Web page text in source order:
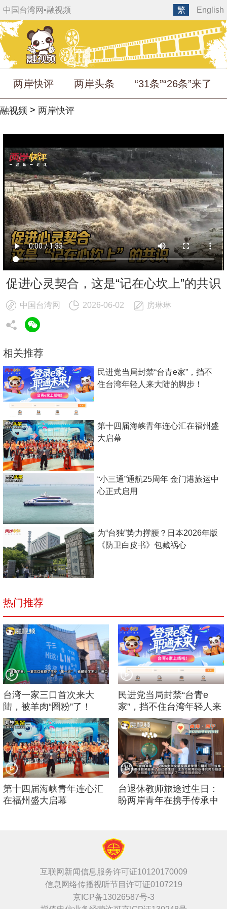
中国台湾网•融视频 English
繁
两岸快评 两岸头条 “31条”“26条”来了
融视频 > 两岸快评
相关推荐
民进党当局封禁“台青e家”，挡不
住台湾年轻人来大陆的脚步！
第十四届海峡青年连心汇在福州盛
大启幕
“小三通”通航25周年 金门港旅运中
心正式启用
为“台独”势力撑腰？日本2026年版
《防卫白皮书》包藏祸心
促进心灵契合，这是“记在心坎上”的共识
中国台湾网 2026-06-02 房琳琳
热门推荐
台湾一家三口首次来大
陆，被羊肉“圈粉”了！
民进党当局封禁“台青e
家”，挡不住台湾年轻人来
大陆的脚步！
第十四届海峡青年连心汇
在福州盛大启幕
台退休教师旅途过生日：
盼两岸青年在携手传承中
互联网新闻信息服务许可证10120170009
信息网络传播视听节目许可证0107219
京ICP备13026587号-3